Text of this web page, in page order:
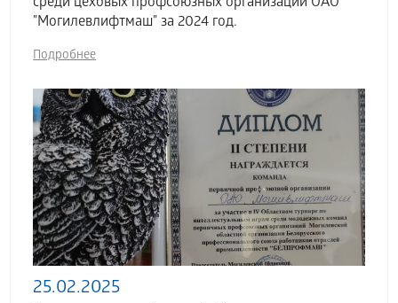
"Могилевлифтмаш" за 2024 год.
Подробнее
25.02.2025